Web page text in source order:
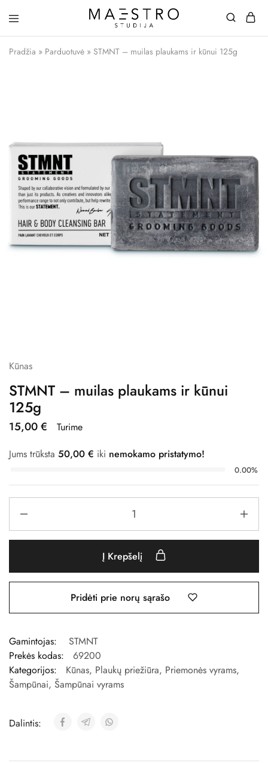
Studija
Pradžia » Parduotuvė » STMNT – muilas plaukams ir kūnui 125g
Kūnas
STMNT – muilas plaukams ir kūnui
125g
15,00€
Turime
Jums trūksta 50,00 € iki nemokamo pristatymo!
0.00%
Į Krepšelį
Pridėti prie norų sąrašo
Gamintojas:
STMNT
Prekės kodas:
69200
Kategorijos:
Kūnas, Plaukų priežiūra, Priemonės vyrams,
Šampūnai, Šampūnai vyrams
Dalintis: